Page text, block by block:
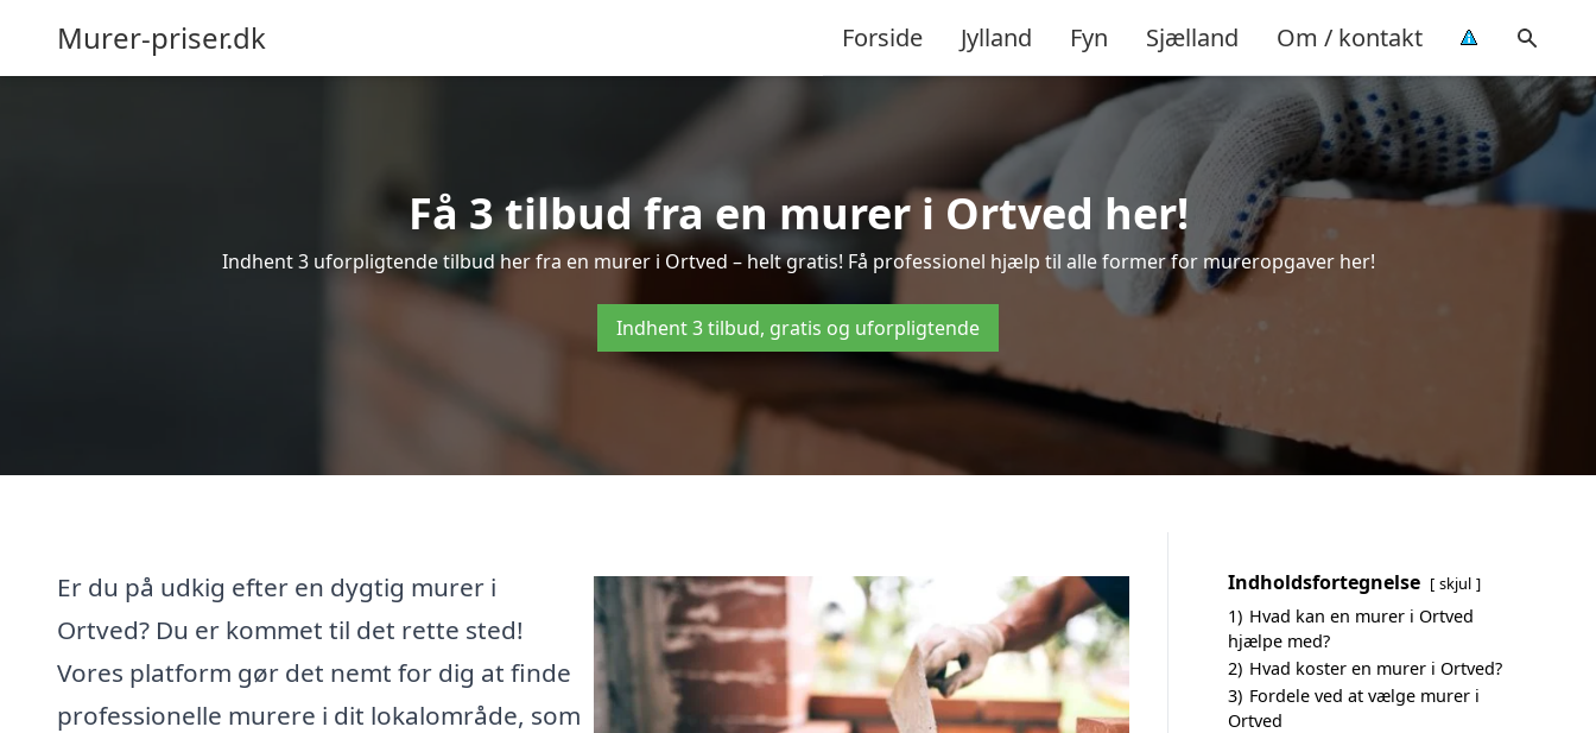
Murer-priser.dk Forside Jylland Fyn Sjælland Om / kontakt
Få 3 tilbud fra en murer i Ortved her!
Indhent 3 uforpligtende tilbud her fra en murer i Ortved – helt gratis! Få professionel hjælp til alle former for mureropgaver her!
Indhent 3 tilbud, gratis og uforpligtende
Er du på udkig efter en dygtig murer i
Ortved? Du er kommet til det rette sted!
Vores platform gør det nemt for dig at finde
professionelle murere i dit lokalområde, som
Indholdsfortegnelse skjul
1) Hvad kan en murer i Ortved
hjælpe med?
2) Hvad koster en murer i Ortved?
3) Fordele ved at vælge murer i
Ortved